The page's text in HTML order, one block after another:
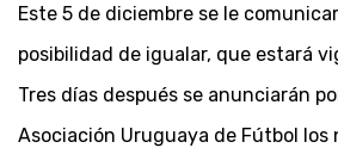
Este 5 de diciembre se le
posibilidad de igualar, que estará
Tres días después se anunciarán
Asociación Uruguaya de Fútbol los